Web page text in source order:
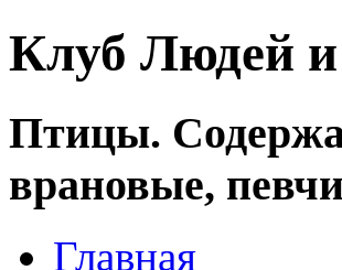
Клуб Людей
Птицы.
врановые,
Главная